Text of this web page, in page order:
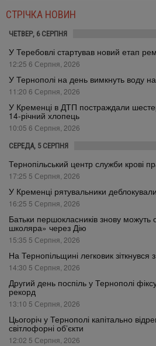
СТРІЧКА НОВИН
ЧЕТВЕР, 6 СЕРПНЯ
У Теребовлі стартував новий етап
12:25 6 Серпня, 2026
У Тернополі на день вимкнуть воду
11:20 6 Серпня, 2026
У Кременці в ДТП постраждали
14-річний хлопець
10:05 6 Серпня, 2026
СЕРЕДА, 5 СЕРПНЯ
Тернопільський центр служби крові
17:25 5 Серпня, 2026
У Кременці рятувальники
16:25 5 Серпня, 2026
Батьки першокласників знову
школяра» через Дію
15:35 5 Серпня, 2026
На Тернопільщині легковик зіткнувся
14:30 5 Серпня, 2026
Другий день поспіль у Тернополі
рекорд
13:10 5 Серпня, 2026
Цьогоріч у Тернополі капітально
світлофорні об’єкти
12:02 5 Серпня, 2026